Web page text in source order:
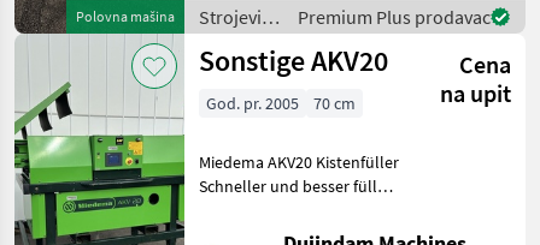
Polovna mašina
Querförderband Weitere
Strojevi
za
transport
Premium Plus prodavac
Sonstige AKV20
Cena
na upit
God. pr. 2005 70 cm
Miedema AKV20 Kistenfüller
Schneller und besser füllen,
zu beschädigen. Miedema